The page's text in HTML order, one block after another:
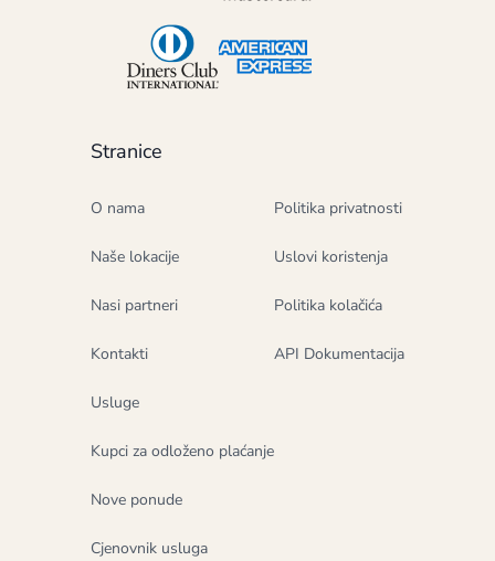
Stranice
O nama
Naše lokacije
Nasi partneri
Kontakti
Usluge
Kupci za odloženo plaćanje
Nove ponude
Cjenovnik usluga
Politika privatnosti
Uslovi koristenja
Politika kolačića
API Dokumentacija